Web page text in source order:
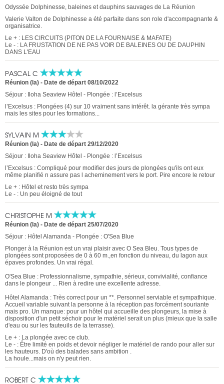
Odyssée Dolphinesse, baleines et dauphins sauvages de La Réunion
Valerie Valton de Dolphinesse a été parfaite dans son role d'accompagnante &
organisatrice.
Le + : LES CIRCUITS (PITON DE LA FOURNAISE & MAFATE)
Le - : LA FRUSTATION DE NE PAS VOIR DE BALEINES OU DE DAUPHIN
DANS L'EAU
PASCAL C
Réunion (la) - Date de départ 08/10/2022
Séjour : Iloha Seaview Hôtel - Plongée : l’Excelsus
l’Excelsus : Plongées (4) sur 10 vraiment sans intérêt. la gérante très sympa
mais les sites pour les formations...
SYLVAIN M
Réunion (la) - Date de départ 29/12/2020
Séjour : Iloha Seaview Hôtel - Plongée : l’Excelsus
l’Excelsus : Compliqué pour modifier des jours de plongées qu'ils ont eux
même planifié n assure pas l acheminement vers le port. Pire encore le retour
Le + : Hôtel et resto très sympa
Le - : Un peu éloigné de tout
CHRISTOPHE M
Réunion (la) - Date de départ 25/07/2020
Séjour : Hôtel Alamanda - Plongée : O'Sea Blue
Plonger à la Réunion est un vrai plaisir avec O Sea Bleu. Tous types de
plongées sont proposées de 0 à 60 m.,en fonction du niveau, du lagon aux
épaves profondes. Un vrai régal.
O'Sea Blue : Professionnalisme, sympathie, sérieux, convivialité, confiance
dans le plongeur ... Rien à redire une excellente adresse.
Hôtel Alamanda : Très correct pour un **. Personnel serviable et sympathique.
Accueil variable suivant la personne à la réception pas forcément souriante
mais pro. Un manque: pour un hôtel qui accueille des plongeurs, la mise à
disposition d'un petit séchoir pour le matériel serait un plus (mieux que la salle
d'eau ou sur les fauteuils de la terrasse).
Le + : La plongée avec ce club.
Le - : Être limité en poids et devoir négliger le matériel de rando pour aller sur
les hauteurs. D'où des balades sans ambition .
La houle...mais on n'y peut rien.
ROBERT C